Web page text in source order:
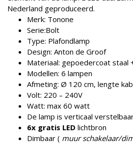
Nederland geproduceerd.
Merk: Tonone
Serie:Bolt
Type: Plafondlamp
Design: Anton de Groof
Materiaal: gepoedercoat staal
Modellen: 6 lampen
Afmeting: Ø 120 cm, lengte
Volt: 220 – 240V
Watt: max 60 watt
De lamp is verticaal
6x gratis LED lichtbron
Dimbaar ( muur schakelaar/